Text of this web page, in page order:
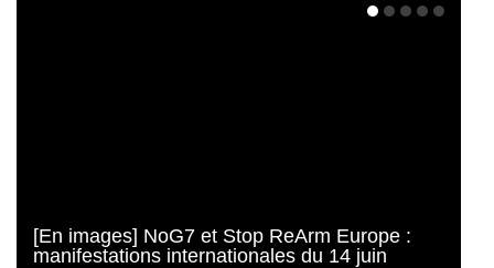
[En images] NoG7 et Stop ReArm Europe :
manifestations internationales du 14 juin